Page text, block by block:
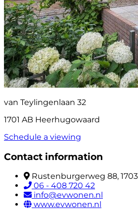
van Teylingenlaan 32
1701 AB Heerhugowaard
Schedule a viewing
Contact information
Rustenburgerweg 88,
06 - 408 720 42
info@evwonen.nl
www.evwonen.nl